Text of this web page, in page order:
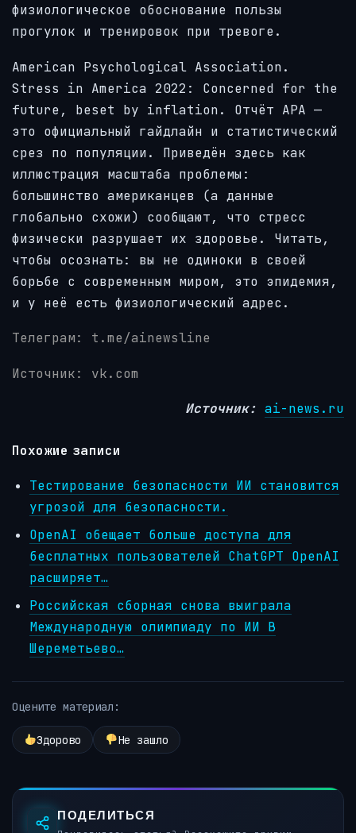
физиологическое обоснование пользы
прогулок и тренировок при тревоге.
American Psychological Association.
Stress in America 2022: Concerned for the
future, beset by inflation. Отчёт APA —
это официальный гайдлайн и статистический
срез по популяции. Приведён здесь как
иллюстрация масштаба проблемы:
большинство американцев (а данные
глобально схожи) сообщают, что стресс
физически разрушает их здоровье. Читать,
чтобы осознать: вы не одиноки в своей
борьбе с современным миром, это эпидемия,
и у неё есть физиологический адрес.
Телеграм: t.me/ainewsline
Источник: vk.com
Источник: ai-news.ru
Похожие записи
Тестирование безопасности ИИ становится
угрозой для безопасности.
OpenAI обещает больше доступа для
бесплатных пользователей ChatGPT OpenAI
расширяет…
Российская сборная снова выиграла
Международную олимпиаду по ИИ В
Шереметьево…
Оцените материал:
Здорово Не зашло
ПОДЕЛИТЬСЯ